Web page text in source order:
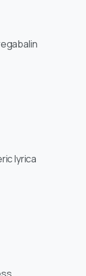
lyrica